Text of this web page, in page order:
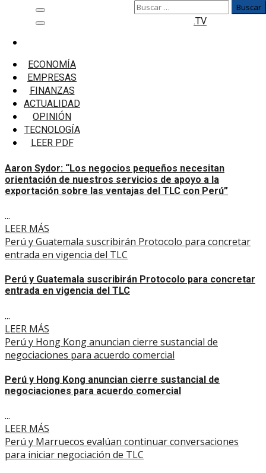
Menú
principal
ECONOMÍA
EMPRESAS
FINANZAS
ACTUALIDAD
OPINIÓN
TECNOLOGÍA
LEER PDF
Buscar:
.TV
TLC
Aaron Sydor: “Los negocios pequeños necesitan
orientación de nuestros servicios de apoyo a la
exportación sobre las ventajas del TLC con Perú”
Aaron Sydor: “Los negocios pequeños necesitan
orientación de nuestros servicios de apoyo a la
exportación sobre las ventajas del TLC con Perú”
...
LEER MÁS
Perú y Guatemala suscribirán Protocolo para concretar
entrada en vigencia del TLC
Perú y Guatemala suscribirán Protocolo para concretar
entrada en vigencia del TLC
...
LEER MÁS
Perú y Hong Kong anuncian cierre sustancial de
negociaciones para acuerdo comercial
Perú y Hong Kong anuncian cierre sustancial de
negociaciones para acuerdo comercial
...
LEER MÁS
Perú y Marruecos evalúan continuar conversaciones
para iniciar negociación de TLC